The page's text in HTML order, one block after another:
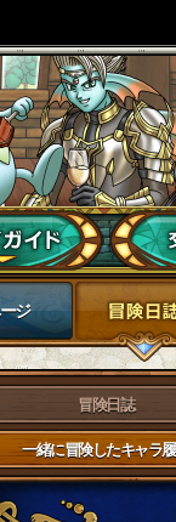
ジ
冒険日誌
一緒に冒険したキャラ